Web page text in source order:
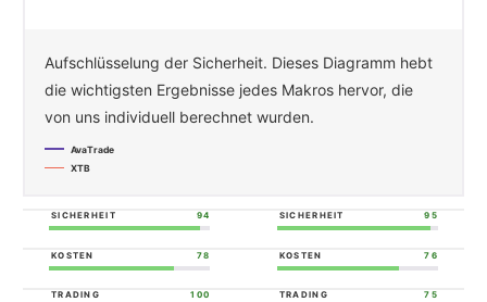
Aufschlüsselung der Sicherheit. Dieses Diagramm hebt
die wichtigsten Ergebnisse jedes Makros hervor, die
von uns individuell berechnet wurden.
AvaTrade
XTB
SICHERHEIT 94 SICHERHEIT 95
KOSTEN 78 KOSTEN 76
TRADING 100 TRADING 75